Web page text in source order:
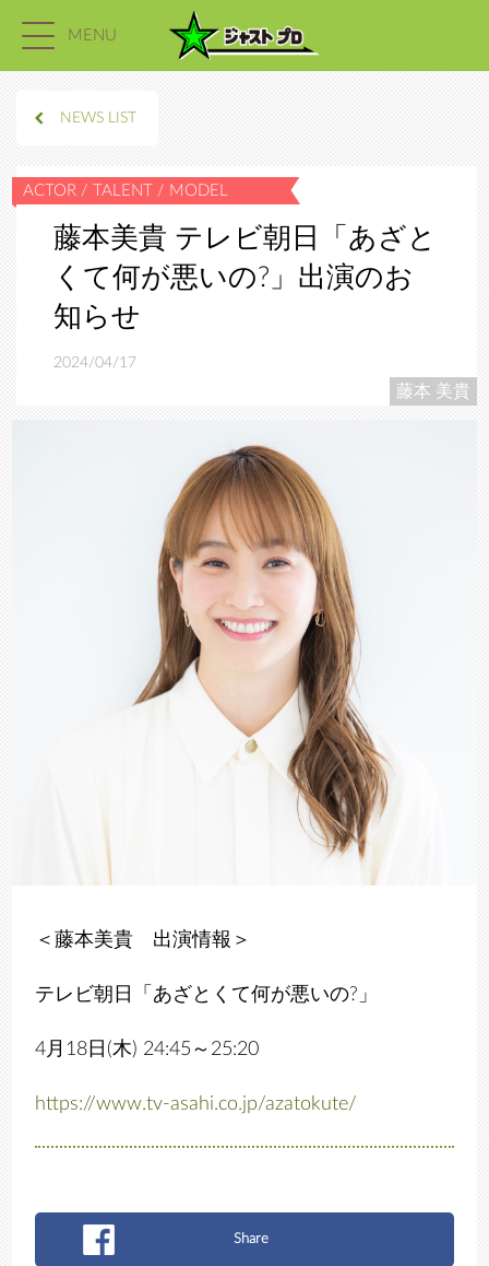
MENU
NEWS LIST
藤本美貴 テレビ朝日「あざと
くて何が悪いの?」出演のお
知らせ
2024/04/17
藤本 美貴
＜藤本美貴 出演情報＞
テレビ朝日「あざとくて何が悪いの?」
4月18日(木) 24:45～25:20
https://www.tv-asahi.co.jp/azatokute/
Share